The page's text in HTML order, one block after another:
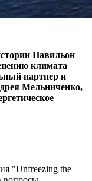
Павильон
климата
партнер и
Мельниченко,
"Unfreezing the